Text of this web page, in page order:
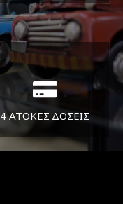
ΔΕΥ-ΠΑΡ 8:30-17:30
ΣΑΒ 8:30-13:30
4 ΑΤΟΚΕΣ ΔΟΣΕΙΣ